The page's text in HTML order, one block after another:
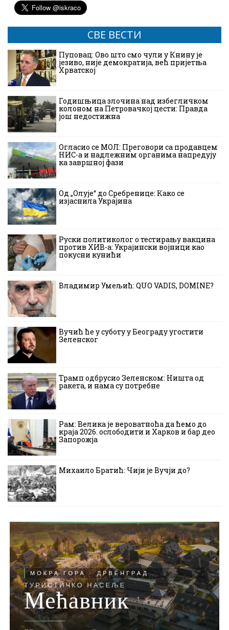
СВЕ ВЕСТИ
Пуповац: Ово што смо чули у Книну је
језиво, није демократија, већ пријетња
Хрватској
Годишњица злочина над избегличком
колоном на Петровачкој цести: Правда
још недостижна
Огласио се МОЛ: Преговори са продавцем
НИС-а и надлежним органима напредују
ка завршној фази
Од „Олује“ до Сребренице: Како се
изјаснила Украјина
Руски политиколог о тестирању вакцина
против ХИВ-а: Украјински војници као
покусни кунићи
Владимир Умељић: QUO VADIS, DOMINE?
Вучић ће у суботу у Београду угостити
Зеленског
Трамп одбрусио Зеленском: Ништа од
ракета, и нама су потребне
Рам: Велика је вероватноћа да ћемо до
краја 2026. ослободити и Харков и бар део
Запорожја
Михаило Братић: Чији је Вучји до?